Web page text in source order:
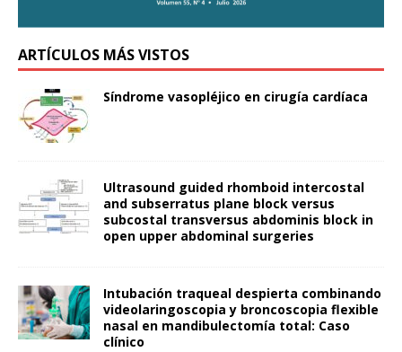
ARTÍCULOS MÁS VISTOS
Síndrome vasopléjico en cirugía cardíaca
Ultrasound guided rhomboid intercostal
and subserratus plane block versus
subcostal transversus abdominis block in
open upper abdominal surgeries
Intubación traqueal despierta combinando
videolaringoscopia y broncoscopia flexible
nasal en mandibulectomía total: Caso
clínico